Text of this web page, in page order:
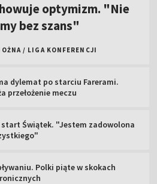
optymizm. "Nie
bez szans"
/ LIGA KONFERENCJI
dylemat po starciu Farerami.
przełożenie meczu
start Świątek. "Jestem zadowolona
Polki piąte w skokach